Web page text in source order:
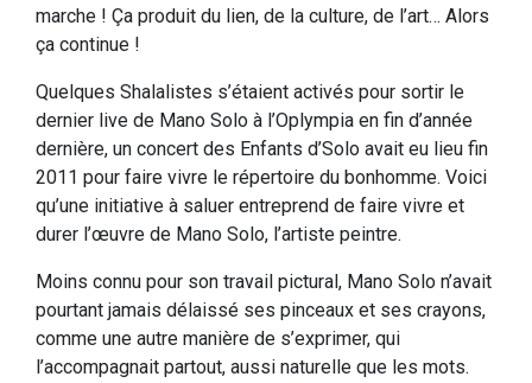
marche ! Ça produit du lien, de la culture, de l’art… Alors
ça continue !
Quelques Shalalistes s’étaient activés pour sortir le
dernier live de Mano Solo à l’Oplympia en fin d’année
dernière, un concert des Enfants d’Solo avait eu lieu fin
2011 pour faire vivre le répertoire du bonhomme. Voici
qu’une initiative à saluer entreprend de faire vivre et
durer l’œuvre de Mano Solo, l’artiste peintre.
Moins connu pour son travail pictural, Mano Solo n’avait
pourtant jamais délaissé ses pinceaux et ses crayons,
comme une autre manière de s’exprimer, qui
l’accompagnait partout, aussi naturelle que les mots.